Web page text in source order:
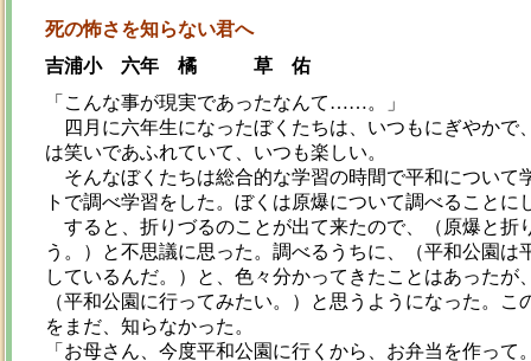
死の怖さを知らない君へ
吉浦小 六年 橘 草 佑
「こんな事が現実であったなんて……。」
四月に六年生になったぼくたちは、いつもにぎやかで
は笑いであふれていて、いつも楽しい。
そんなぼくたちは総合的な学習の時間で平和について
トで調べ学習をした。ぼくは原爆について調べることに
すると、折りづるのことが出て来たので、（原爆と折
う。）と不思議に思った。調べるうちに、（平和公園
しているんだ。）と、色々分かってきたことはあった
（平和公園に行ってみたい。）と思うようになった。
をまだ、知らなかった。
「お母さん、今度平和公園に行くから、お弁当を作って